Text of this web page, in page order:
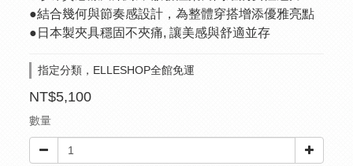
●結合幾何與節奏感設計，為整體穿搭增添優雅亮點
●日本製夾具穩固不夾痛, 讓美感與舒適並存
指定分類，ELLESHOP全館免運
NT$5,100
數量